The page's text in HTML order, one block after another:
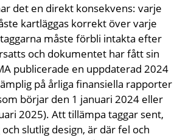
det en direkt konsekvens: varje
kartläggas korrekt över varje
måste förbli intakta efter
och dokumentet har fått sin
publicerade en uppdaterad 2024
på årliga finansiella rapporter
börjar den 1 januari 2024 eller
2025). Att tillämpa taggar sent,
slutlig design, är där fel och